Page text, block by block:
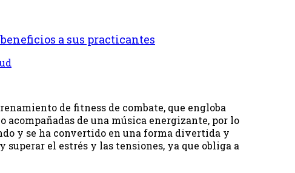
a sus practicantes
de fitness de combate, que engloba
acompañadas de una música energizante, por lo
y se ha convertido en una forma divertida y
el estrés y las tensiones, ya que obliga a